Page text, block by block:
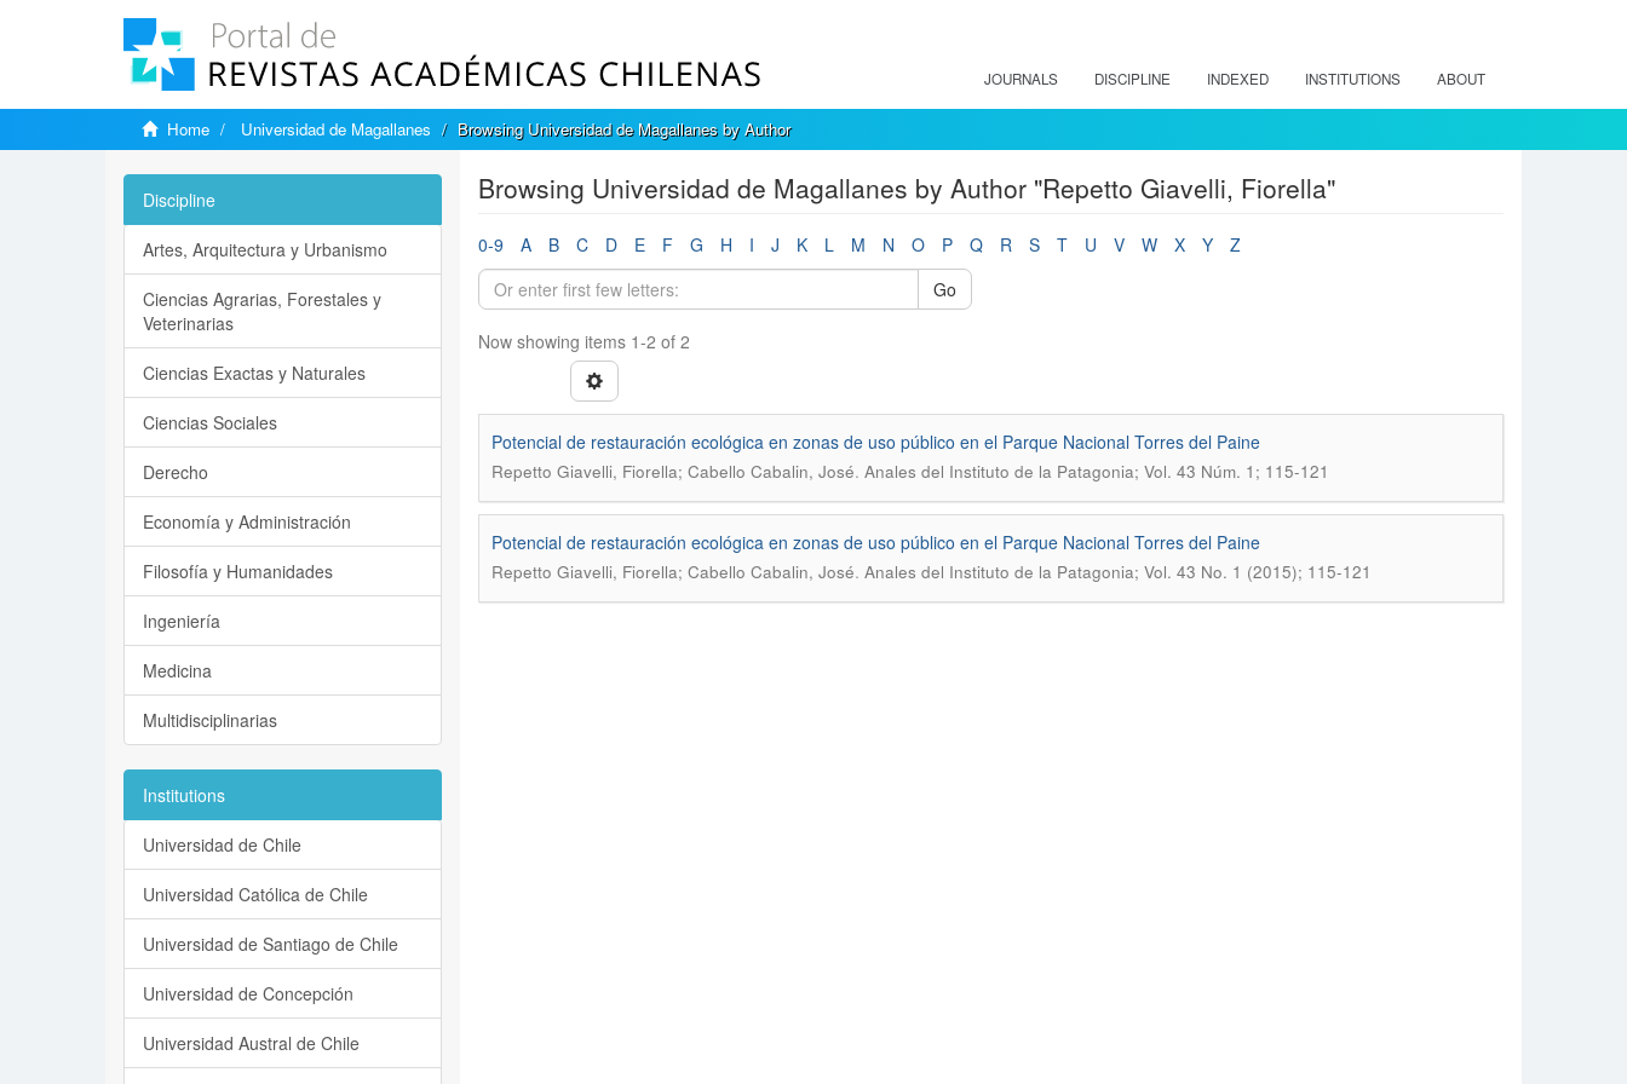
JOURNALS DISCIPLINE INDEXED INSTITUTIONS ABOUT
Home Universidad de Magallanes Browsing Universidad de Magallanes by Author
Browsing Universidad de Magallanes by Author "Repetto Giavelli, Fiorella"
0-9 A B C D E F G H I J K L M N O P Q R S T U V W X Y
Z
Go
Now showing items 1-2 of 2
Potencial de restauración ecológica en zonas de uso público en el Parque Nacional Torres del Paine
Repetto Giavelli, Fiorella; Cabello Cabalin, José. Anales del Instituto de la Patagonia; Vol. 43 Núm. 1; 115-121
Potencial de restauración ecológica en zonas de uso público en el Parque Nacional Torres del Paine
Repetto Giavelli, Fiorella; Cabello Cabalin, José. Anales del Instituto de la Patagonia; Vol. 43 No. 1 (2015); 115-121
Discipline
Artes, Arquitectura y Urbanismo
Ciencias Agrarias, Forestales y
Veterinarias
Ciencias Exactas y Naturales
Ciencias Sociales
Derecho
Economía y Administración
Filosofía y Humanidades
Ingeniería
Medicina
Multidisciplinarias
Institutions
Universidad de Chile
Universidad Católica de Chile
Universidad de Santiago de Chile
Universidad de Concepción
Universidad Austral de Chile